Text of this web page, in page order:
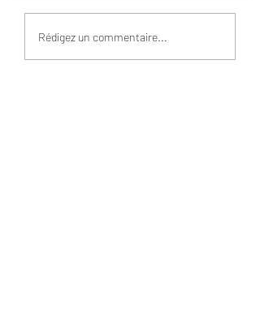
La pierre à écraser
Rédigez un commentaire...